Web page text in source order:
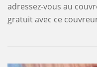
adressez-vous au
gratuit avec ce